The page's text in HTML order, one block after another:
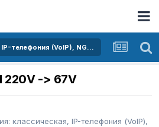
Телефония: классическая, IP-телефония (VoIP), NGN сети
-> 67V
классическая, IP-телефония (VoIP),